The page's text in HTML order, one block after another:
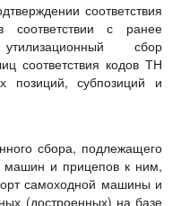
соответствия
с ранее
сбор
соответствия кодов ТН
субпозиций и
сбора, подлежащего
машин и прицепов к ним,
самоходной машины и
(достроенных) на базе